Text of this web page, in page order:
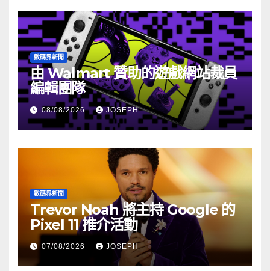
數碼界新聞
由 Walmart 贊助的遊戲網站裁員
編輯團隊
08/08/2026 JOSEPH
數碼界新聞
Trevor Noah 將主持 Google 的
Pixel 11 推介活動
07/08/2026 JOSEPH